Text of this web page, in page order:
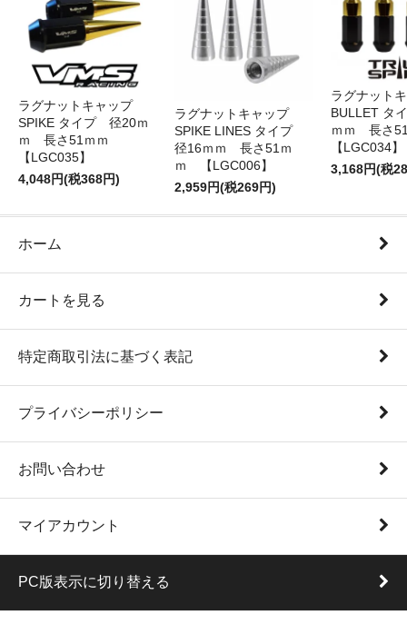
ラグナットキャップ
SPIKE タイプ 径20ｍ
ｍ 長さ51ｍｍ
【LGC035】
4,048円(税368円)
ラグナットキャップ
SPIKE LINES タイプ
径16ｍｍ 長さ51ｍ
ｍ 【LGC006】
2,959円(税269円)
ラグナット
BULLET タ
ｍｍ 長さ
【LGC034】
3,168円(税
ホーム
カートを見る
特定商取引法に基づく表記
プライバシーポリシー
お問い合わせ
マイアカウント
PC版表示に切り替える